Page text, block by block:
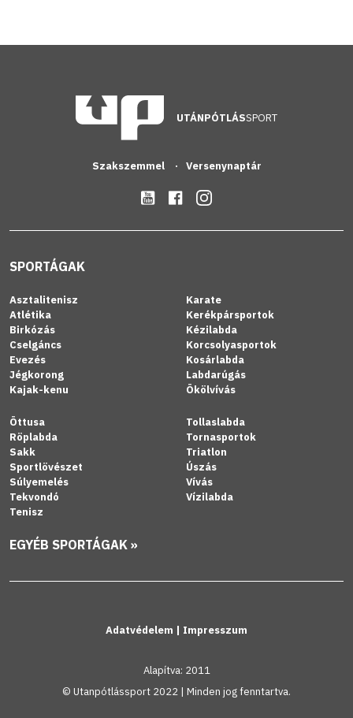
UTÁNPÓTLÁSSPORT
Szakszemmel Versenynaptár
SPORTÁGAK
Asztalitenisz
Atlétika
Birkózás
Cselgáncs
Evezés
Jégkorong
Kajak-kenu
Karate
Kerékpársportok
Kézilabda
Korcsolyasportok
Kosárlabda
Labdarúgás
Ökölvívás
Öttusa
Röplabda
Sakk
Sportlövészet
Súlyemelés
Tekvondó
Tenisz
Tollaslabda
Tornasportok
Triatlon
Úszás
Vívás
Vízilabda
EGYÉB SPORTÁGAK »
Adatvédelem | Impresszum
Alapítva: 2011
© Utanpótlássport 2022 | Minden jog fenntartva.